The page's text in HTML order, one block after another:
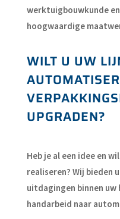
werktuigbouwkunde
hoogwaardige
WILT U UW
UPGRADEN?
Heb je al een idee en
realiseren? Wij bieden
uitdagingen binnen uw
handarbeid naar